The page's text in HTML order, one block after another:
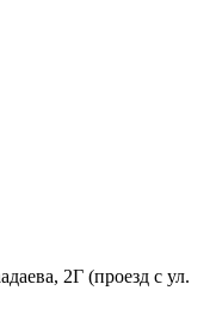
2Г (проезд с ул.